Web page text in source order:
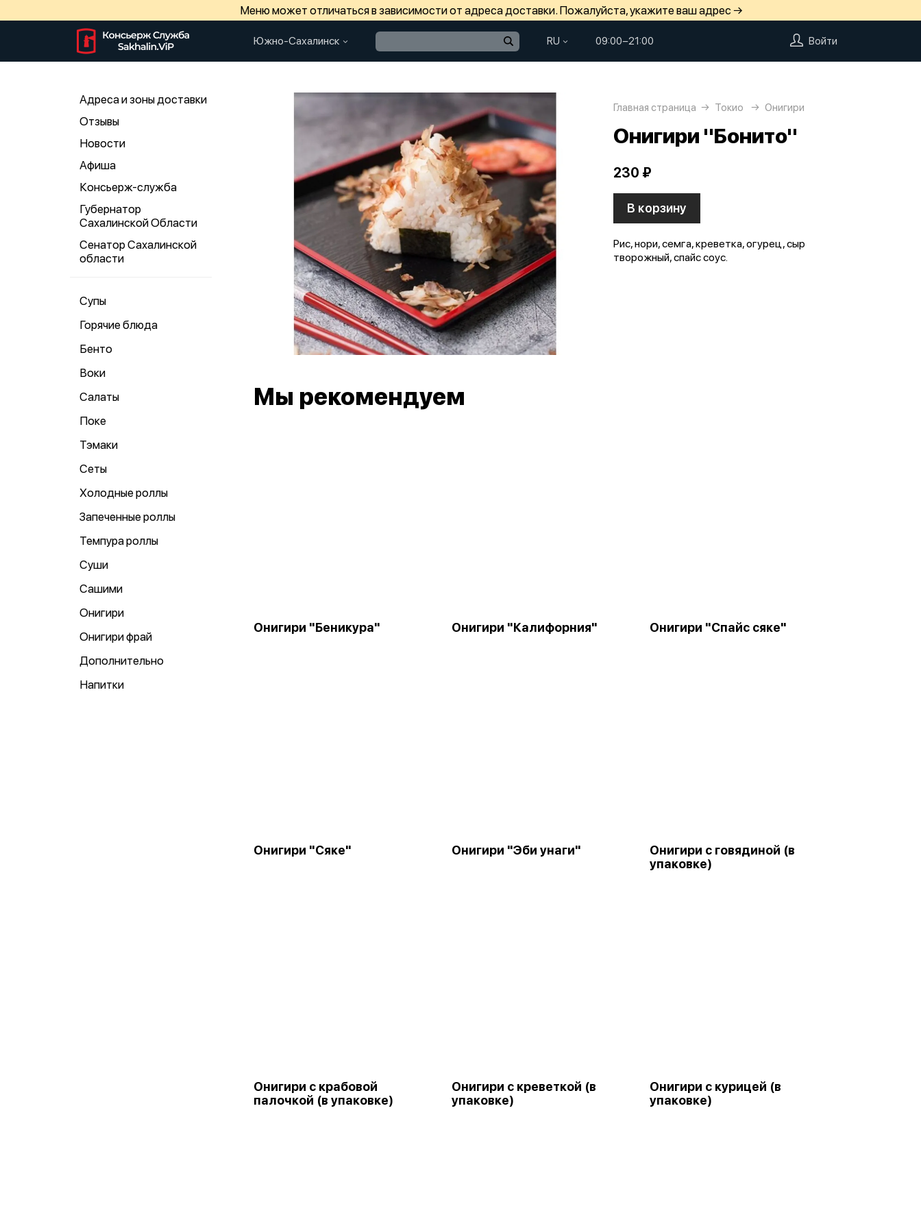
Меню может отличаться в зависимости от адреса доставки. Пожалуйста, укажите ваш адрес →
Южно-Сахалинск RU 09:00−21:00 Войти
Адреса и зоны доставки
Отзывы
Новости
Афиша
Консьерж-служба
Губернатор
Сахалинской Области
Сенатор Сахалинской
области
Супы
Горячие блюда
Бенто
Воки
Салаты
Поке
Тэмаки
Сеты
Холодные роллы
Запеченные роллы
Темпура роллы
Суши
Сашими
Онигири
Онигири фрай
Дополнительно
Напитки
Главная страница Токио Онигири
Онигири "Бонито"
230 ₽
В корзину
Рис, нори, семга, креветка, огурец, сыр
творожный, спайс соус.
Мы рекомендуем
Онигири "Беникура" Онигири "Калифорния" Онигири "Спайс сяке"
Онигири "Сяке" Онигири "Эби унаги"
Онигири с говядиной (в
упаковке)
Онигири с крабовой
палочкой (в упаковке)
Онигири с креветкой (в
упаковке)
Онигири с курицей (в
упаковке)